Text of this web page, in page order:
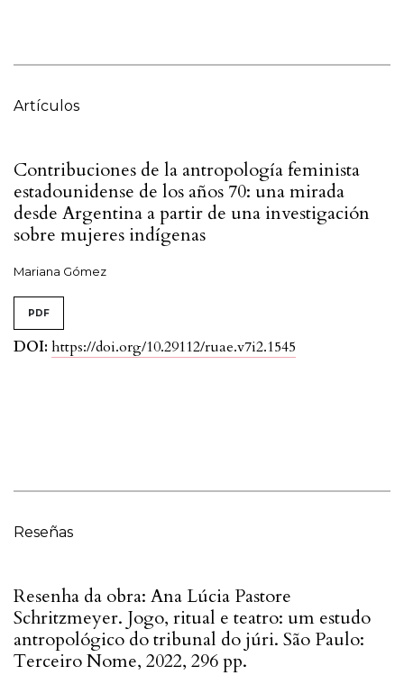
Artículos
Contribuciones de la antropología feminista
estadounidense de los años 70: una mirada
desde Argentina a partir de una investigación
sobre mujeres indígenas
Mariana Gómez
PDF
DOI: https://doi.org/10.29112/ruae.v7i2.1545
Reseñas
Resenha da obra: Ana Lúcia Pastore
Schritzmeyer. Jogo, ritual e teatro: um estudo
antropológico do tribunal do júri. São Paulo:
Terceiro Nome, 2022, 296 pp.